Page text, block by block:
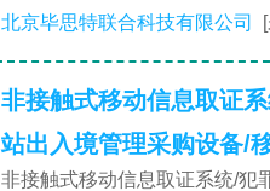
北京毕思特联合科技有限公司
非接触式移动信息取证
站出入境管理采购设备/
非接触式移动信息取证系统/犯